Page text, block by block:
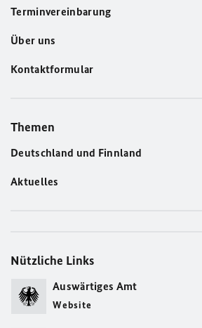
Terminvereinbarung
Über uns
Kontaktformular
Themen
Deutschland und Finnland
Aktuelles
Nützliche Links
Auswärtiges Amt
Website